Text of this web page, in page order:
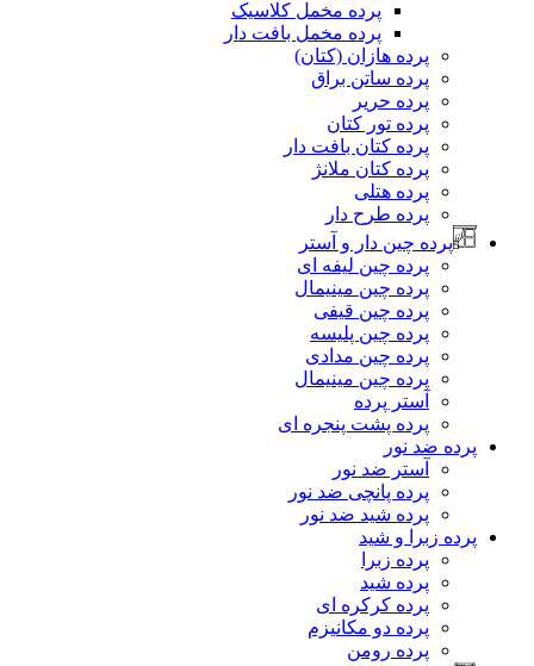
پرده مخمل کلاسیک
پرده مخمل بافت دار
پرده هازان (کتان)
پرده ساتن براق
پرده حریر
پرده تور کتان
پرده کتان بافت دار
پرده کتان ملانژ
پرده هتلی
پرده طرح دار
پرده چین دار و آستر
پرده چین لیفه ای
پرده چین مینیمال
پرده چین قیفی
پرده چین پلیسه
پرده چین مدادی
پرده چین مینیمال
آستر پرده
پرده پشت پنجره ای
پرده ضد نور
آستر ضد نور
پرده پانچی ضد نور
پرده شید ضد نور
پرده زبرا و شید
پرده زبرا
پرده شید
پرده کرکره ای
پرده دو مکانیزم
پرده رومن